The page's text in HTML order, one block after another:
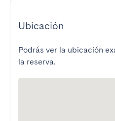
Ubicación
Podrás ver la ubicación
la reserva.